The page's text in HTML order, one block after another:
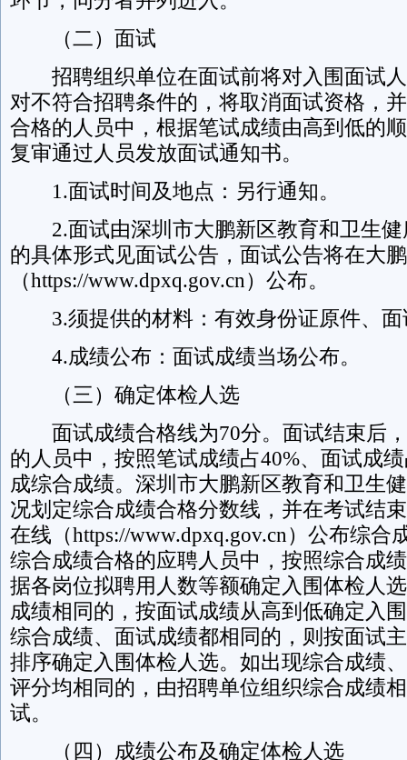
（二）面试
招聘组织单位在面试前将对入围面试人
对不符合招聘条件的，将取消面试资格，
合格的人员中，根据笔试成绩由高到低的
复审通过人员发放面试通知书。
1.面试时间及地点：另行通知。
2.面试由深圳市大鹏新区教育和卫生健
的具体形式见面试公告，面试公告将在大
（https://www.dpxq.gov.cn）公布。
3.须提供的材料：有效身份证原件、
4.成绩公布：面试成绩当场公布。
（三）确定体检人选
面试成绩合格线为70分。面试结束后
的人员中，按照笔试成绩占40%、面试成
成综合成绩。深圳市大鹏新区教育和卫生
况划定综合成绩合格分数线，并在考试结
在线（https://www.dpxq.gov.cn）公布综合
综合成绩合格的应聘人员中，按照综合成
据各岗位拟聘用人数等额确定入围体检人
成绩相同的，按面试成绩从高到低确定入
综合成绩、面试成绩都相同的，则按面试
排序确定入围体检人选。如出现综合成绩
评分均相同的，由招聘单位组织综合成绩
试。
（四）成绩公布及确定体检人选